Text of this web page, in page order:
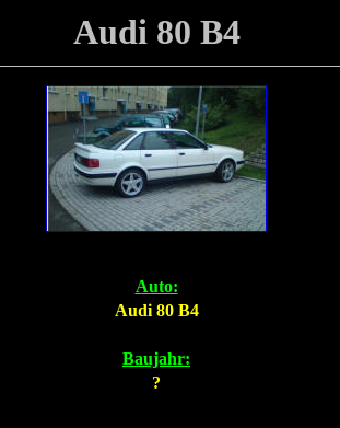
Audi 80 B4
Auto:
Audi 80 B4
Baujahr:
?